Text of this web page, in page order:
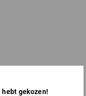
hebt gekozen!